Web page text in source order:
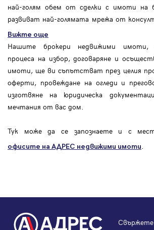
най-голям обем от сделки с имоти на
развиват най-голямата мрежа от
Вижте още
Нашите брокери недвижими имоти,
процеса на избор, договаряне и
имоти, ще ви съпътстват през целия
оферти, провеждане на огледи и
изготвяне на юридическа
мечтания от вас дом.
Тук може да се запознаете и с
офисите на АДРЕС недвижими имоти
Свържете